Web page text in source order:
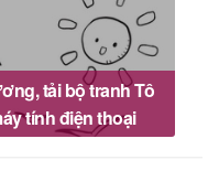
tải bộ tranh Tô
tính điện thoại